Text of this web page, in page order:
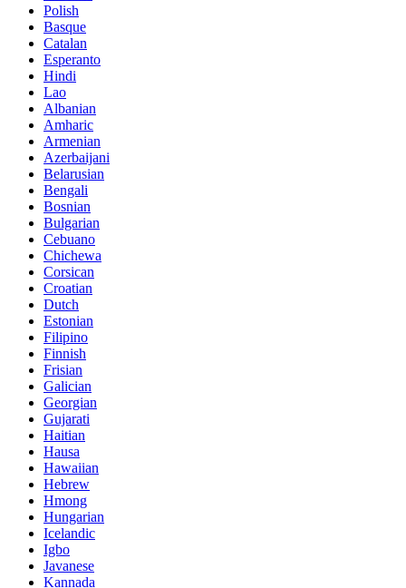
Polish
Basque
Catalan
Esperanto
Hindi
Lao
Albanian
Amharic
Armenian
Azerbaijani
Belarusian
Bengali
Bosnian
Bulgarian
Cebuano
Chichewa
Corsican
Croatian
Dutch
Estonian
Filipino
Finnish
Frisian
Galician
Georgian
Gujarati
Haitian
Hausa
Hawaiian
Hebrew
Hmong
Hungarian
Icelandic
Igbo
Javanese
Kannada